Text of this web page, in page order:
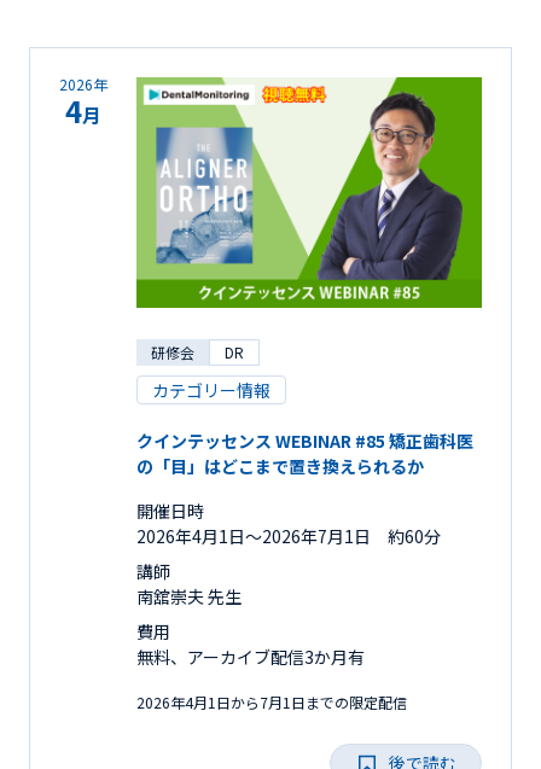
2026年
4月
研修会 DR
カテゴリー情報
クインテッセンス WEBINAR #85 矯正歯科医
の「目」はどこまで置き換えられるか
開催日時
2026年4月1日〜2026年7月1日 約60分
講師
南舘崇夫 先生
費用
無料、アーカイブ配信3か月有
2026年4月1日から7月1日までの限定配信
後で読む